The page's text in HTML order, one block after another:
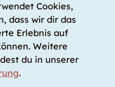
sein?
Cookies,
dass wir dir das
Erlebnis auf
Weitere
du in unserer
.